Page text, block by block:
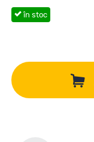
în stoc